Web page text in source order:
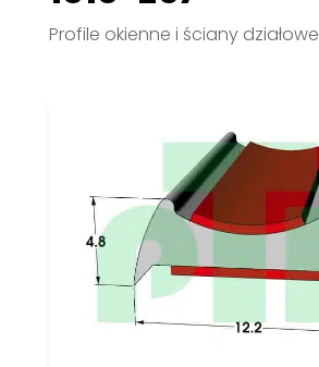
Profile okienne i ściany działowe